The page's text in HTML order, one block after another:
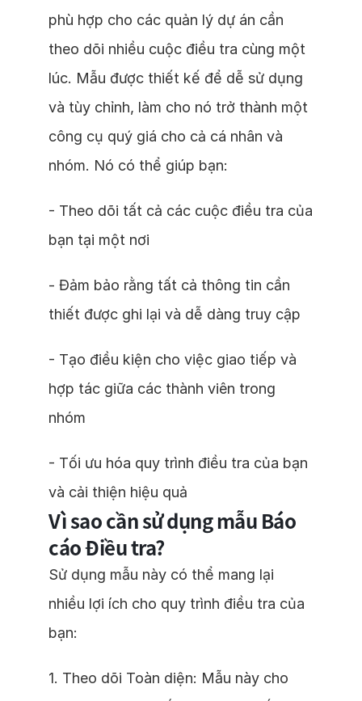
phù hợp cho các quản lý dự án cần
theo dõi nhiều cuộc điều tra cùng một
lúc. Mẫu được thiết kế để dễ sử dụng
và tùy chỉnh, làm cho nó trở thành một
công cụ quý giá cho cả cá nhân và
nhóm. Nó có thể giúp bạn:
- Theo dõi tất cả các cuộc điều tra của
bạn tại một nơi
- Đảm bảo rằng tất cả thông tin cần
thiết được ghi lại và dễ dàng truy cập
- Tạo điều kiện cho việc giao tiếp và
hợp tác giữa các thành viên trong
nhóm
- Tối ưu hóa quy trình điều tra của bạn
và cải thiện hiệu quả
Vì sao cần sử dụng mẫu Báo
cáo Điều tra?
Sử dụng mẫu này có thể mang lại
nhiều lợi ích cho quy trình điều tra của
bạn:
1. Theo dõi Toàn diện: Mẫu này cho